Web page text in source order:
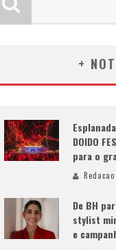
+
DOIDO
para o
Redacao
De BH
stylist
e